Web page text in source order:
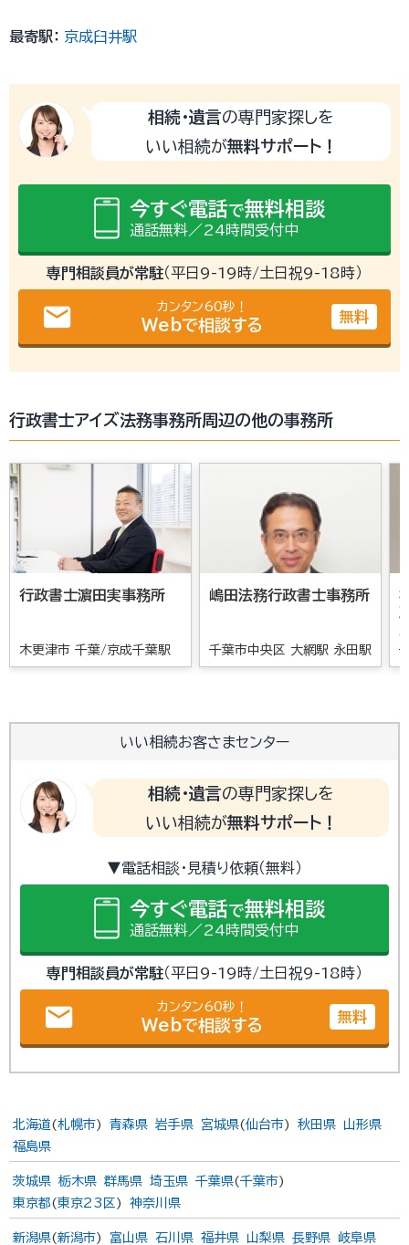
最寄駅： 京成臼井駅
相続・遺言の専門家探しを
いい相続が無料サポート！
今すぐ電話で無料相談
通話無料／24時間受付中
専門相談員が常駐（平日9-19時/土日祝9-18時）
email カンタン60秒！
Webで相談する 無料
行政書士アイズ法務事務所周辺の他の事務所
行政書士濵田実事務所
木更津市 千葉/京成千葉駅
嶋田法務行政書士事務所
千葉市中央区 大網駅 永田駅
いい相続お客さまセンター
相続・遺言の専門家探しを
いい相続が無料サポート！
▼電話相談・見積り依頼（無料）
今すぐ電話で無料相談
通話無料／24時間受付中
専門相談員が常駐（平日9-19時/土日祝9-18時）
email カンタン60秒！
Webで相談する 無料
北海道(札幌市) 青森県 岩手県 宮城県(仙台市) 秋田県
山形県
福島県
茨城県 栃木県 群馬県 埼玉県 千葉県(千葉市)
東京都( 東京23区 ) 神奈川県
新潟県(新潟市) 富山県 石川県 福井県 山梨県 長野県
岐阜県